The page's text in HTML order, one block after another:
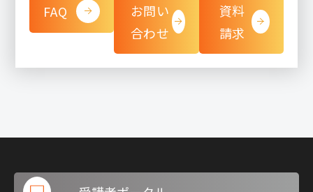
FAQ
お問い
合わせ
資料
請求